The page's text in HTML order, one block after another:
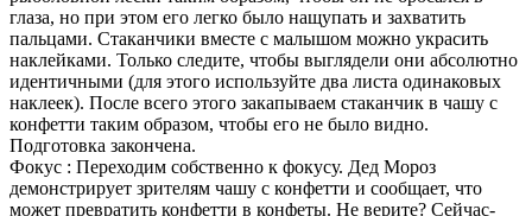
глаза, но при этом его легко было нащупать и захватить
пальцами. Стаканчики вместе с малышом можно украсить
наклейками. Только следите, чтобы выглядели они абсолютно
идентичными (для этого используйте два листа одинаковых
наклеек). После всего этого закапываем стаканчик в чашу с
конфетти таким образом, чтобы его не было видно.
Подготовка закончена.
Фокус : Переходим собственно к фокусу. Дед Мороз
демонстрирует зрителям чашу с конфетти и сообщает, что
может превратить конфетти в конфеты. Не верите? Сейчас-